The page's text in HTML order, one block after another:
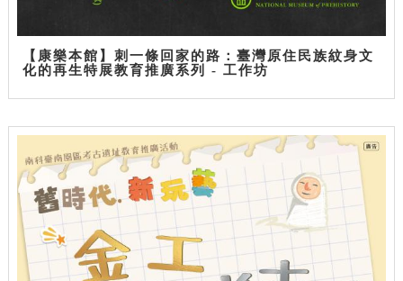
【康樂本館】刺一條回家的路：臺灣原住民族紋身文
化的再生特展教育推廣系列 - 工作坊